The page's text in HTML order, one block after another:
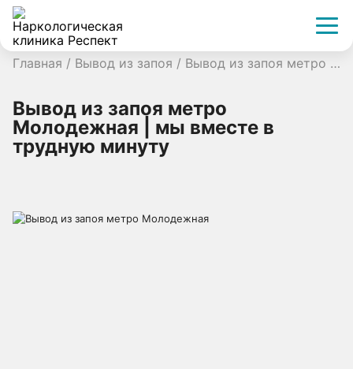
Главная / Вывод из запоя / Вывод из запоя метро Молодежная | мы вместе в трудную минуту
Вывод из запоя метро
Молодежная | мы вместе в
трудную минуту